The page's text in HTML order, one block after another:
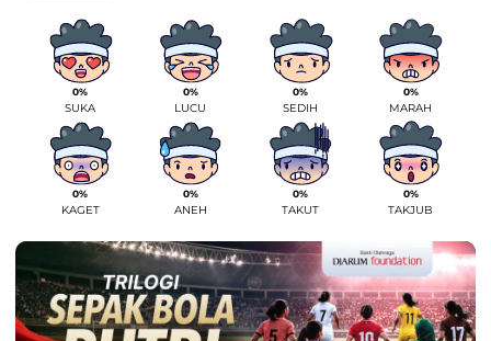
0%
SUKA
0%
LUCU
0%
SEDIH
0%
MARAH
0%
KAGET
0%
ANEH
0%
TAKUT
0%
TAKJUB